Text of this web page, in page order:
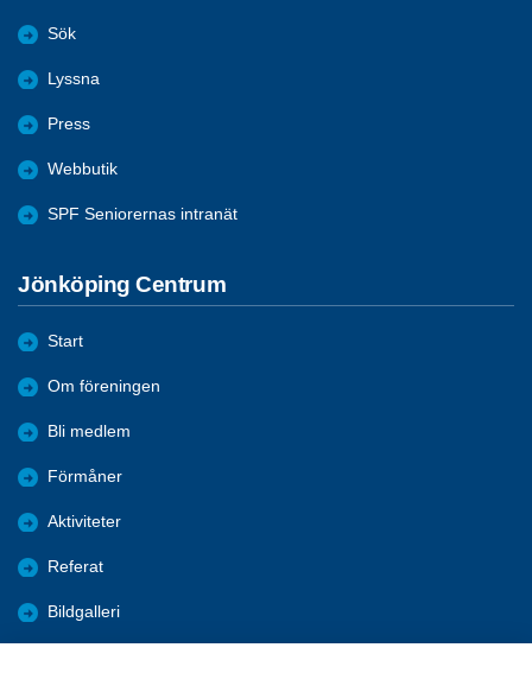
Sök
Lyssna
Press
Webbutik
SPF Seniorernas intranät
Jönköping Centrum
Start
Om föreningen
Bli medlem
Förmåner
Aktiviteter
Referat
Bildgalleri